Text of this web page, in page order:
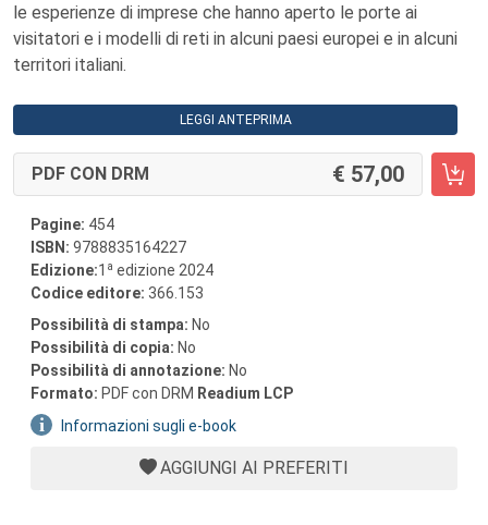
le esperienze di imprese che hanno aperto le porte ai
visitatori e i modelli di reti in alcuni paesi europei e in alcuni
territori italiani.
LEGGI ANTEPRIMA
PDF CON DRM 57,00
Pagine: 454
ISBN: 9788835164227
Edizione:1 a edizione 2024
Codice editore: 366.153
Possibilità di stampa: No
Possibilità di copia: No
Possibilità di annotazione: No
Formato: PDF con DRM Readium LCP
Informazioni sugli e-book
AGGIUNGI AI PREFERITI